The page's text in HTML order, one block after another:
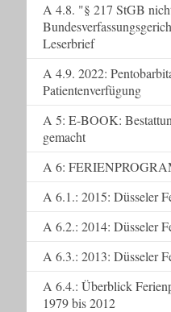
A 4.8. "§ 217 StGB
Leserbrief
A 4.9. 2022:
Patientenverfügung
A 5: E-BOOK:
gemacht
A 6:
A 6.1.: 2015: Düsseler
A 6.2.: 2014: Düsseler
A 6.3.: 2013: Düsseler
A 6.4.: Überblick
1979 bis 2012